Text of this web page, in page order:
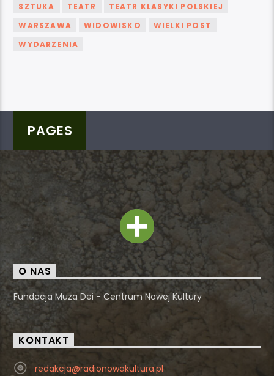
SZTUKA
TEATR
TEATR KLASYKI POLSKIEJ
WARSZAWA
WIDOWISKO
WIELKI POST
WYDARZENIA
PAGES
O NAS
Fundacja Muza Dei - Centrum Nowej Kultury
KONTAKT
redakcja@radionowakultura.pl